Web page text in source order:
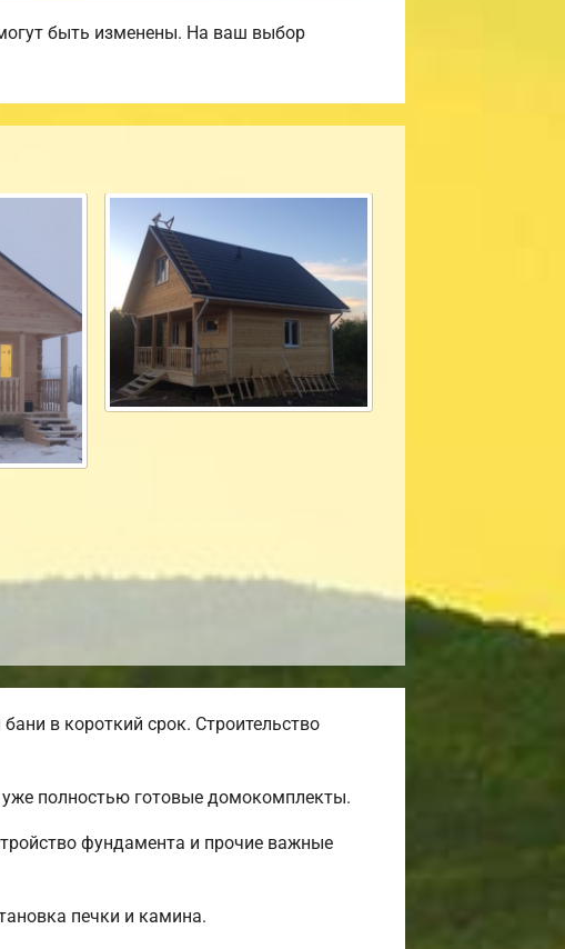
быть изменены. На ваш выбор
в короткий срок. Строительство
уже полностью готовые домокомплекты.
фундамента и прочие важные
печки и камина.